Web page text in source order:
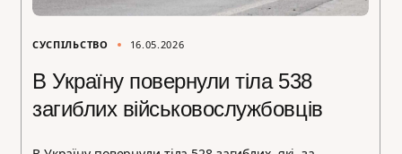
СУСПІЛЬСТВО 16.05.2026
В Україну повернули тіла 538
загиблих військовослужбовців